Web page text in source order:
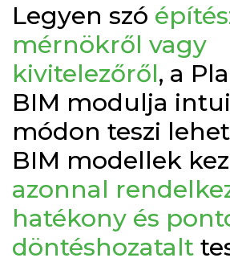
Legyen szó
mérnökről vagy
kivitelezőről, a
BIM modulja
módon teszi
BIM modellek
azonnal
hatékony és
döntéshozatalt